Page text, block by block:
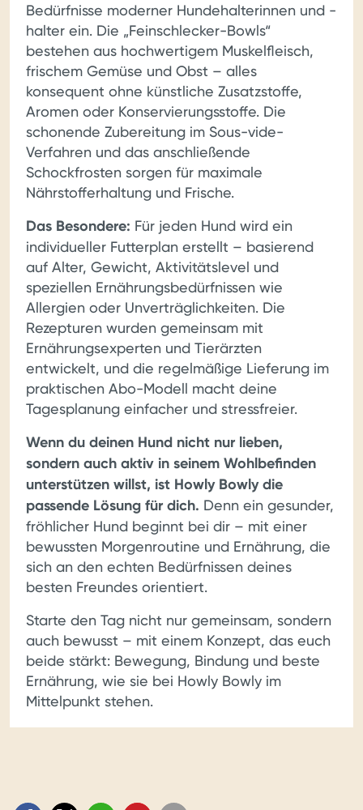
Bedürfnisse moderner Hundehalterinnen und -
halter ein. Die „Feinschlecker-Bowls“
bestehen aus hochwertigem Muskelfleisch,
frischem Gemüse und Obst – alles
konsequent ohne künstliche Zusatzstoffe,
Aromen oder Konservierungsstoffe. Die
schonende Zubereitung im Sous-vide-
Verfahren und das anschließende
Schockfrosten sorgen für maximale
Nährstofferhaltung und Frische.
Das Besondere: Für jeden Hund wird ein
individueller Futterplan erstellt – basierend
auf Alter, Gewicht, Aktivitätslevel und
speziellen Ernährungsbedürfnissen wie
Allergien oder Unverträglichkeiten. Die
Rezepturen wurden gemeinsam mit
Ernährungsexperten und Tierärzten
entwickelt, und die regelmäßige Lieferung im
praktischen Abo-Modell macht deine
Tagesplanung einfacher und stressfreier.
Wenn du deinen Hund nicht nur lieben,
sondern auch aktiv in seinem Wohlbefinden
unterstützen willst, ist Howly Bowly die
passende Lösung für dich. Denn ein gesunder,
fröhlicher Hund beginnt bei dir – mit einer
bewussten Morgenroutine und Ernährung, die
sich an den echten Bedürfnissen deines
besten Freundes orientiert.
Starte den Tag nicht nur gemeinsam, sondern
auch bewusst – mit einem Konzept, das euch
beide stärkt: Bewegung, Bindung und beste
Ernährung, wie sie bei Howly Bowly im
Mittelpunkt stehen.